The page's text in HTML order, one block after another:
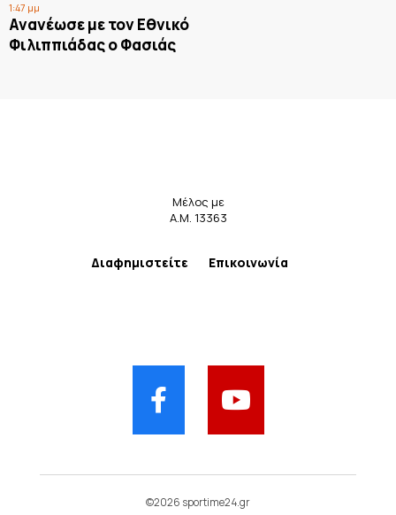
1:47 μμ
Ανανέωσε με τον Εθνικό
Φιλιππιάδας ο Φασιάς
Μέλος με
Α.Μ. 13363
Διαφημιστείτε Επικοινωνία
©2026 sportime24.gr